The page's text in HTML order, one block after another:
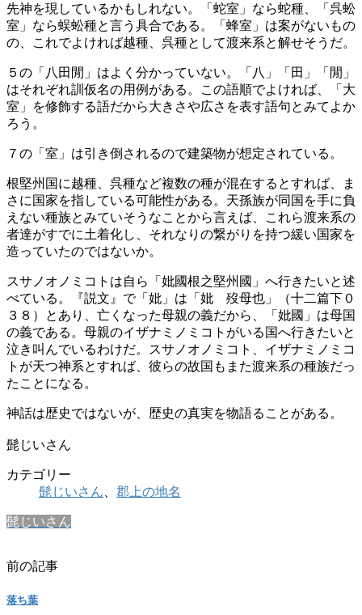
先神を現しているかもしれない。「蛇室」なら蛇種、「呉蚣
室」なら蜈蚣種と言う具合である。「蜂室」は案がないもの
の、これでよければ越種、呉種として渡来系と解せそうだ。
５の「八田閒」はよく分かっていない。「八」「田」「閒」
はそれぞれ訓仮名の用例がある。この語順でよければ、「大
室」を修飾する語だから大きさや広さを表す語句とみてよか
ろう。
７の「室」は引き倒されるので建築物が想定されている。
根堅州国に越種、呉種など複数の種が混在するとすれば、ま
さに国家を指している可能性がある。天孫族が同国を手に負
えない種族とみていそうなことから言えば、これら渡来系の
者達がすでに土着化し、それなりの繋がりを持つ緩い国家を
造っていたのではないか。
スサノオノミコトは自ら「妣國根之堅州國」へ行きたいと述
べている。『説文』で「妣」は「妣 歿母也」（十二篇下０
３８）とあり、亡くなった母親の義だから、「妣國」は母国
の義である。母親のイザナミノミコトがいる国へ行きたいと
泣き叫んでいるわけだ。スサノオノミコト、イザナミノミコ
トが天つ神系とすれば、彼らの故国もまた渡来系の種族だっ
たことになる。
神話は歴史ではないが、歴史の真実を物語ることがある。
髭じいさん
カテゴリー
髭じいさん
郡上の地名
髭じいさん
前の記事
落ち葉